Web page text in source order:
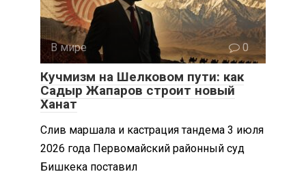
В мире 0
Кучмизм на Шелковом пути: как
Садыр Жапаров строит новый
Ханат
Слив маршала и кастрация тандема 3 июля
2026 года Первомайский районный суд
Бишкека поставил